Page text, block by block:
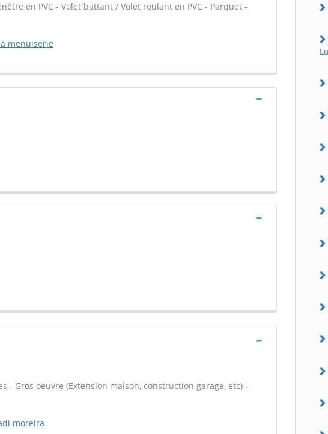
en PVC - Volet battant / Volet roulant en PVC - Parquet -
menuiserie
- Gros oeuvre (Extension maison, construction garage, etc) -
moreira